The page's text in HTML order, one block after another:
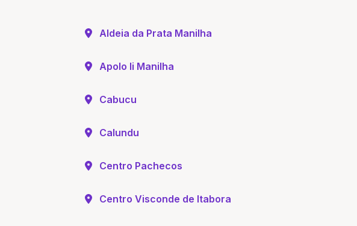
Aldeia da Prata Manilha
Apolo Ii Manilha
Cabucu
Calundu
Centro Pachecos
Centro Visconde de Itabora